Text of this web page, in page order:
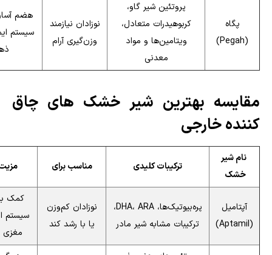
پگاه
(Pegah)
پروتئین شیر گاو،
کربوهیدرات متعادل،
ویتامین‌ها و مواد
معدنی
نوزادان نیازمند
وزن‌گیری آرام
هضم
سیستم
مقایسه بهترین شیر خشک های چاق
کننده خارجی
نام شیر
خشک
ترکیبات کلیدی مناسب برای
آپتامیل
(Aptamil)
پره‌بیوتیک‌ها، DHA، ARA،
ترکیبات مشابه شیر مادر
نوزادان کم‌وزن
یا با رشد کند
کمک
سیستم
مغزی